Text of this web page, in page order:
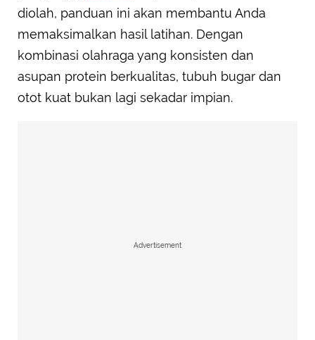
diolah, panduan ini akan membantu Anda
memaksimalkan hasil latihan. Dengan
kombinasi olahraga yang konsisten dan
asupan protein berkualitas, tubuh bugar dan
otot kuat bukan lagi sekadar impian.
Advertisement